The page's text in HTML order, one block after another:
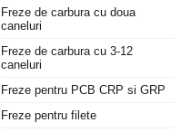
Freze de carbura cu doua
caneluri
Freze de carbura cu 3-12
caneluri
Freze pentru PCB CRP si GRP
Freze pentru filete